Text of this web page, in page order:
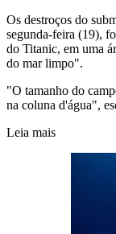
Os destroços do
segunda-feira (19),
do Titanic, em uma
do mar limpo".
"O tamanho do
na coluna d'água",
Leia mais